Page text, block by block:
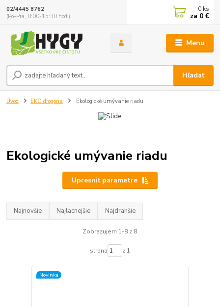
Menu
Hľadať
02/4445 8762
(Po-Pia, 8:00-15:30 hod.)
0 ks
za 0 €
Úvod EKO drogéria Ekologické umývanie riadu
Ekologické umývanie riadu
Upresniť parametre
Najnovšie Najlacnejšie Najdrahšie
Zobrazujem 1-8 z 8
strana z 1
Novinka